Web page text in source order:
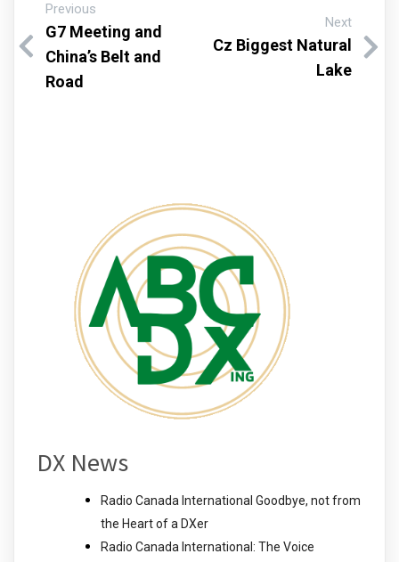
Previous
G7 Meeting and
China’s Belt and
Road
Next
Cz Biggest Natural
Lake
DX News
Radio Canada International Goodbye, not from
the Heart of a DXer
Radio Canada International: The Voice